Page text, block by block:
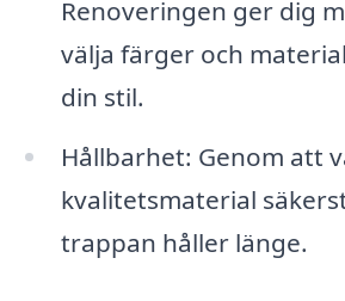
Renoveringen ger dig
välja färger och
din stil.
Hållbarhet: Genom att
kvalitetsmaterial
trappan håller länge.